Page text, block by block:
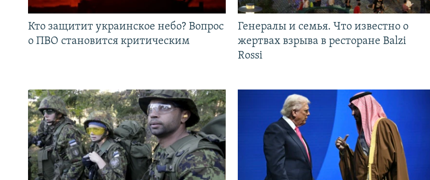
Кто защитит украинское небо? Вопрос
о ПВО становится критическим
Генералы и семья. Что известно о
жертвах взрыва в ресторане Balzi
Rossi